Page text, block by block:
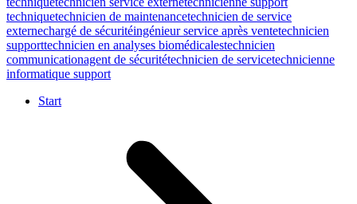
techniquetechnicien de maintenancetechnicien de service
externechargé de sécuritéingénieur service après ventetechnicien
supporttechnicien en analyses biomédicalestechnicien
communicationagent de sécuritétechnicien de servicetechnicienne
informatique support
Start